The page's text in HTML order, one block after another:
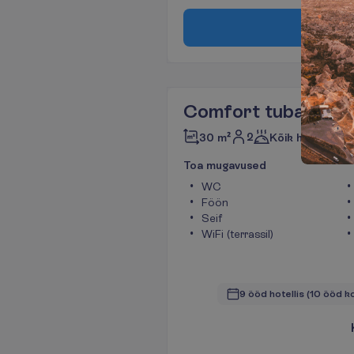
Brone
Comfort tuba
30 m² 2 Kõik hinnas
Toa mugavused
WC
Föön
Seif
WiFi (terrassil)
9 ööd hotellis (10 ööd